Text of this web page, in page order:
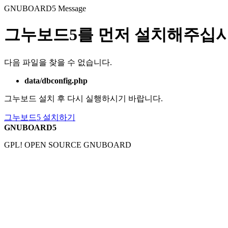
GNUBOARD5 Message
그누보드5를 먼저 설치해주십
다음 파일을 찾을 수 없습니다.
data/dbconfig.php
그누보드 설치 후 다시 실행하시기 바랍니다.
그누보드5 설치하기
GNUBOARD5
GPL! OPEN SOURCE GNUBOARD